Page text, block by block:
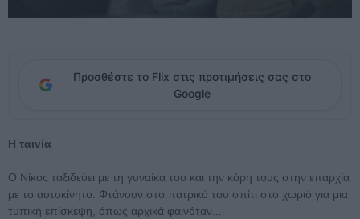
Προσθέστε το Flix στις προτιμήσεις σας στο
Google
Η ταινία
Ο Νίκος ταξιδεύει με τη γυναίκα του και την κόρη τους στην επαρχία
με το αυτοκίνητο. Φτάνουν στο πατρικό του σπίτι στο χωριό για μια
τυπική επίσκεψη, όπως αρχικά φαινόταν...